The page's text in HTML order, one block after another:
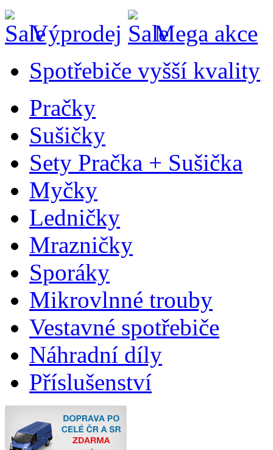
Výprodej
Mega akce
Spotřebiče vyšší kvality
Pračky
Sušičky
Sety Pračka + Sušička
Myčky
Ledničky
Mrazničky
Sporáky
Mikrovlnné trouby
Vestavné spotřebiče
Náhradní díly
Příslušenství